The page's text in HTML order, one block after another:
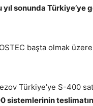
yıl sonunda Türkiye’ye
başta olmak
Türkiye’ye S-400
sistemlerinin